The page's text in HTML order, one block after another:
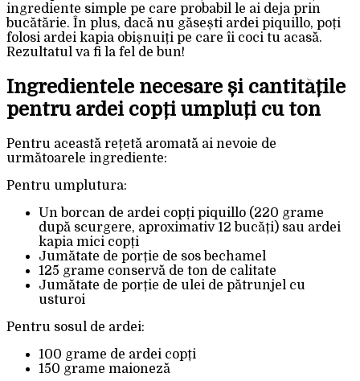
ingrediente simple pe care probabil le ai deja prin
bucătărie. În plus, dacă nu găsești ardei piquillo, poți
folosi ardei kapia obișnuiți pe care îi coci tu acasă.
Rezultatul va fi la fel de bun!
Ingredientele necesare și cantitățile
pentru ardei copți umpluți cu ton
Pentru această rețetă aromată ai nevoie de
următoarele ingrediente:
Pentru umplutura:
Un borcan de ardei copți piquillo (220 grame
după scurgere, aproximativ 12 bucăți) sau ardei
kapia mici copți
Jumătate de porție de sos bechamel
125 grame conservă de ton de calitate
Jumătate de porție de ulei de pătrunjel cu
usturoi
Pentru sosul de ardei:
100 grame de ardei copți
150 grame maioneză